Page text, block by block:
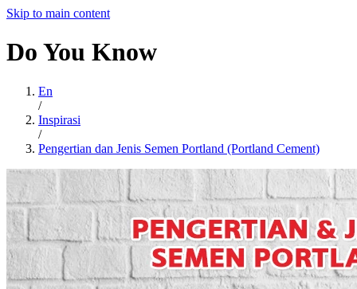
Skip to main content
Do You Know
En
/
Inspirasi
/
Pengertian dan Jenis Semen Portland (Portland Cement)